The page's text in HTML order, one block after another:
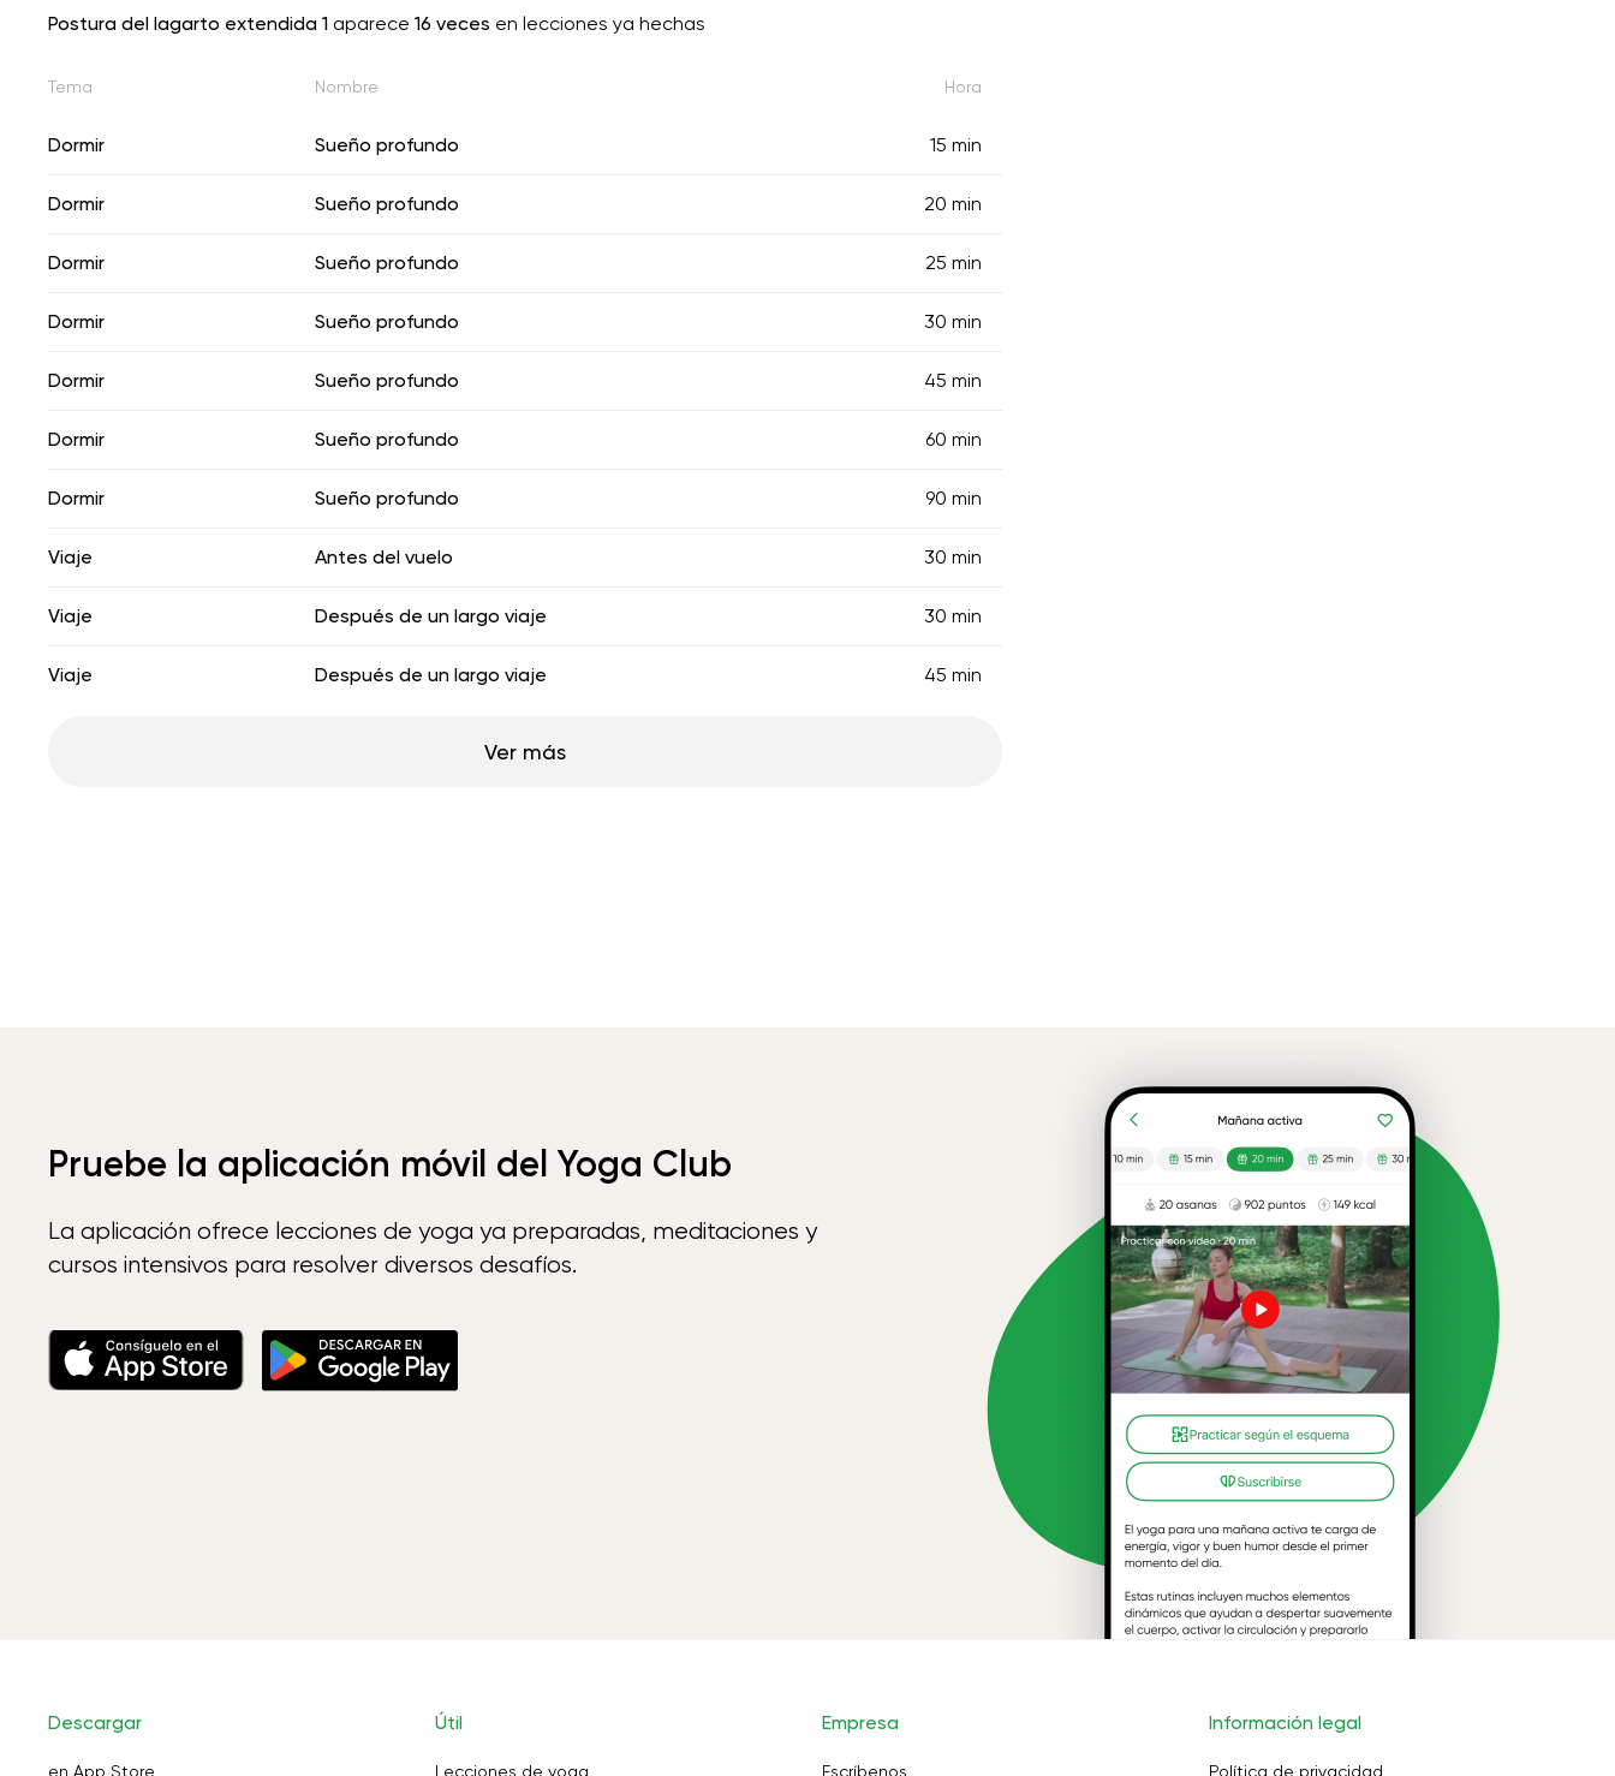
Postura del lagarto extendida 1 aparece 16 veces en lecciones ya hechas
Tema Nombre Hora
Dormir Sueño profundo 15 min
Dormir Sueño profundo 20 min
Dormir Sueño profundo 25 min
Dormir Sueño profundo 30 min
Dormir Sueño profundo 45 min
Dormir Sueño profundo 60 min
Dormir Sueño profundo 90 min
Viaje Antes del vuelo 30 min
Viaje Después de un largo viaje 30 min
Viaje Después de un largo viaje 45 min
Ver más
Pruebe la aplicación móvil del Yoga Club
La aplicación ofrece lecciones de yoga ya preparadas, meditaciones y
cursos intensivos para resolver diversos desafíos.
Descargar
en App Store
Útil
Lecciones de yoga
Empresa
Escríbenos
Información legal
Política de privacidad